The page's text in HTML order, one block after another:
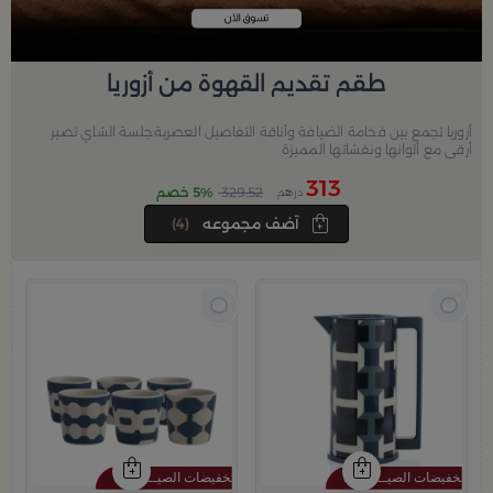
طقم تقديم القهوة من أزوريا
أزوريا تجمع بين فخامة الضيافة وأناقة التفاصيل العصرية.جلسة الشاي تصير
أرقى مع ألوانها ونقشاتها المميزة
313 درهم 329.52 5% خصم
(4)